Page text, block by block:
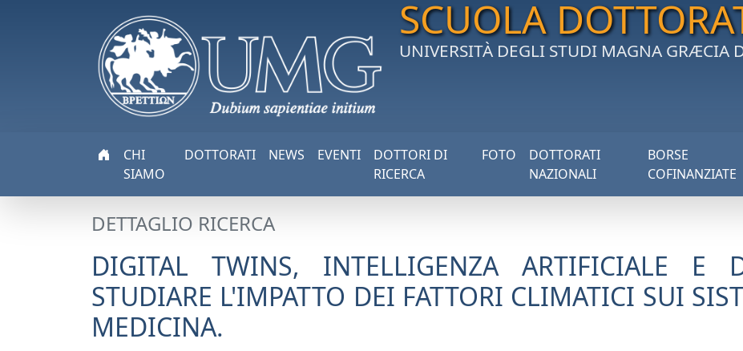
SCUOLA
UNIVERSITÀ DEGLI STUDI MAGNA GRÆCIA
CHI
SIAMO
DOTTORATI NEWS EVENTI
DOTTORI DI
RICERCA
FOTO
DOTTORATI
NAZIONALI
BORSE
COFINANZIATE
DETTAGLIO RICERCA
DIGITAL TWINS, INTELLIGENZA ARTIFICIALE E
STUDIARE L'IMPATTO DEI FATTORI CLIMATICI SUI
MEDICINA.